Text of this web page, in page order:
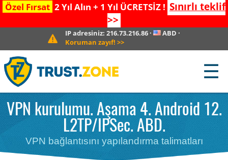
Özel Fırsat 2 Yıl Alın + 1 Yıl ÜCRETSİZ ! Sınırlı teklif
>>
IP adresiniz: 216.73.216.86· ABD ·
Koruman zayıf! >>
☰
VPN kurulumu. Aşama 4. Android 12.
L2TP/IPSec. ABD.
VPN bağlantısını yapılandırma talimatları